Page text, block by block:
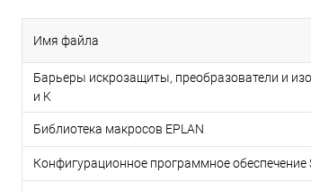
Имя файла
Барьеры искрозащиты, преобразователи и
и K
Библиотека макросов EPLAN
Конфигурационное программное обеспечение